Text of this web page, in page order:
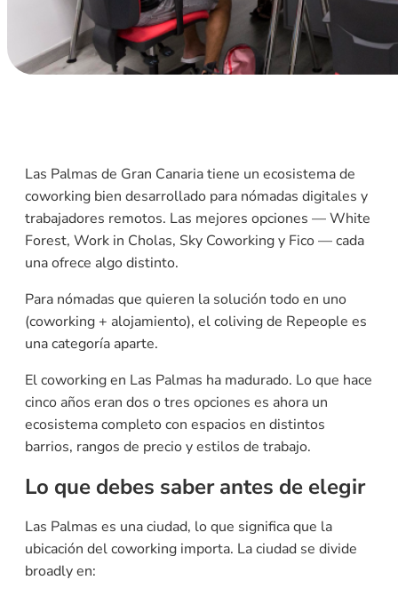
Las Palmas de Gran Canaria tiene un ecosistema de
coworking bien desarrollado para nómadas digitales y
trabajadores remotos. Las mejores opciones — White
Forest, Work in Cholas, Sky Coworking y Fico — cada
una ofrece algo distinto.
Para nómadas que quieren la solución todo en uno
(coworking + alojamiento), el coliving de Repeople es
una categoría aparte.
El coworking en Las Palmas ha madurado. Lo que hace
cinco años eran dos o tres opciones es ahora un
ecosistema completo con espacios en distintos
barrios, rangos de precio y estilos de trabajo.
Lo que debes saber antes de elegir
Las Palmas es una ciudad, lo que significa que la
ubicación del coworking importa. La ciudad se divide
broadly en: